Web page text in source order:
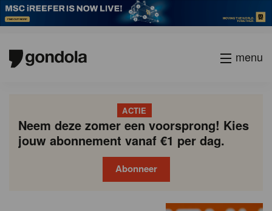
menu
ACTIE
Neem deze zomer een voorsprong! Kies
jouw abonnement vanaf €1 per dag.
Abonneer